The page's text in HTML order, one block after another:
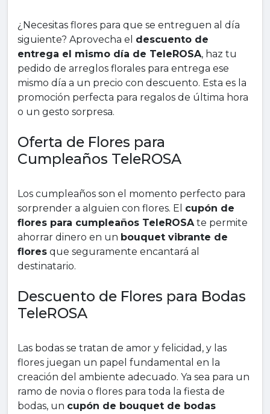
¿Necesitas flores para que se entreguen al día
siguiente? Aprovecha el descuento de
entrega el mismo día de TeleROSA, haz tu
pedido de arreglos florales para entrega ese
mismo día a un precio con descuento. Esta es la
promoción perfecta para regalos de última hora
o un gesto sorpresa.
Oferta de Flores para
Cumpleaños TeleROSA
Los cumpleaños son el momento perfecto para
sorprender a alguien con flores. El cupón de
flores para cumpleaños TeleROSAte permite
ahorrar dinero en un bouquet vibrante de
flores que seguramente encantará al
destinatario.
Descuento de Flores para Bodas
TeleROSA
Las bodas se tratan de amor y felicidad, y las
flores juegan un papel fundamental en la
creación del ambiente adecuado. Ya sea para un
ramo de novia o flores para toda la fiesta de
bodas, un cupón de bouquet de bodas